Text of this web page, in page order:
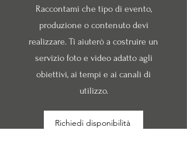
prodotto.
e
agenzie.
Raccontami che tipo di evento,
produzione o contenuto devi
realizzare. Ti aiuterò a costruire un
servizio foto e video adatto agli
obiettivi, ai tempi e ai canali di
utilizzo.
Richiedi disponibilità